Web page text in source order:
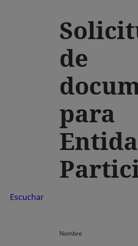
de
para
Escuchar
Nombre